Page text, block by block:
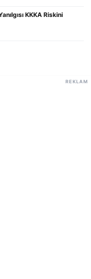
KKKA Riskini
REKLAM